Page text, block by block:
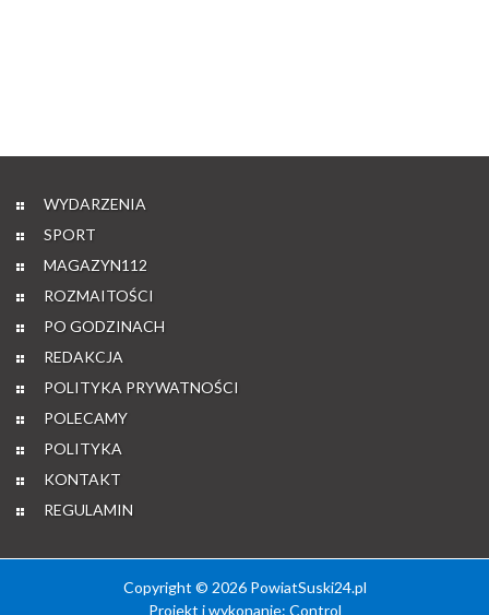
WYDARZENIA
SPORT
MAGAZYN112
ROZMAITOŚCI
PO GODZINACH
REDAKCJA
POLITYKA PRYWATNOŚCI
POLECAMY
POLITYKA
KONTAKT
REGULAMIN
Copyright © 2026 PowiatSuski24.pl
Projekt i wykonanie: Control